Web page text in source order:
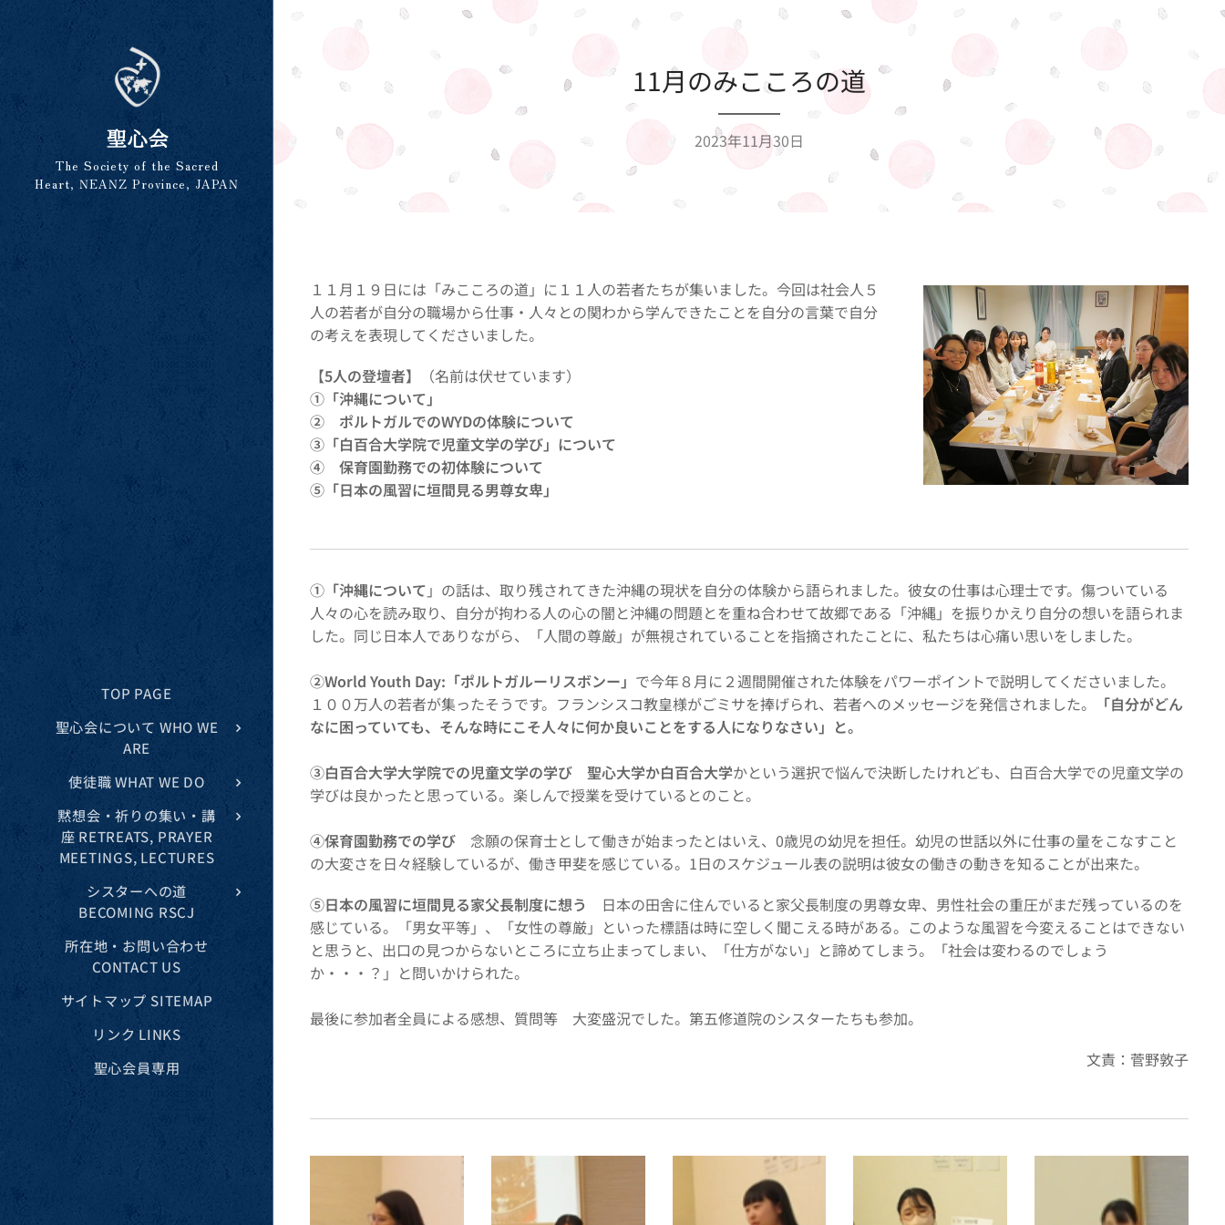
聖心会
The Society of the Sacred
Heart, NEANZ Province, JAPAN
TOP PAGE
聖心会について WHO WE
ARE
使徒職 WHAT WE DO
黙想会・祈りの集い・講
座 RETREATS, PRAYER
MEETINGS, LECTURES
シスターへの道
BECOMING RSCJ
所在地・お問い合わせ
CONTACT US
サイトマップ SITEMAP
リンク LINKS
聖心会員専用
11月のみこころの道
2023年11月30日
１１月１９日には「みこころの道」に１１人の若者たちが集いました。今回は社会人５
人の若者が自分の職場から仕事・人々との関わから学んできたことを自分の言葉で自分
の考えを表現してくださいました。
【5人の登壇者】
（名前は伏せています）
①「沖縄について」
② ポルトガルでのWYDの体験について
③「白百合大学院で児童文学の学び」について
④ 保育園勤務での初体験について
⑤「日本の風習に垣間見る男尊女卑」
①「沖縄について 」の話は、取り残されてきた沖縄の現状を自分の体験から語られました。彼女の仕事は心理士です。傷ついている
人々の心を読み取り、自分が拘わる人の心の闇と沖縄の問題とを重ね合わせて故郷である「沖縄」を振りかえり自分の想いを語られま
した。同じ日本人でありながら、「人間の尊厳」が無視されていることを指摘されたことに、私たちは心痛い思いをしました。
②World Youth Day:「ポルトガルーリスボンー」 で今年８月に２週間開催された体験をパワーポイントで説明してくださいました。
１００万人の若者が集ったそうです。フランシスコ教皇様がごミサを捧げられ、若者へのメッセージを発信されました。
「自分がどん
なに困っていても、そんな時にこそ人々に何か良いことをする人になりなさい」と。
③白百合大学大学院での児童文学の学び 聖心大学か白百合大学かという選択で悩んで決断したけれども、白百合大学での児童文学の
学びは良かったと思っている。楽しんで授業を受けているとのこと。
④保育園勤務での学び 念願の保育士として働きが始まったとはいえ、0歳児の幼児を担任。幼児の世話以外に仕事の量をこなすこと
の大変さを日々経験しているが、働き甲斐を感じている。1日のスケジュール表の説明は彼女の働きの動きを知ることが出来た。
⑤日本の風習に垣間見る家父長制度に想う
日本の田舎に住んでいると家父長制度の男尊女卑、男性社会の重圧がまだ残っているのを
感じている。「男女平等」、「女性の尊厳」といった標語は時に空しく聞こえる時がある。このような風習を今変えることはできない
と思うと、出口の見つからないところに立ち止まってしまい、「仕方がない」と諦めてしまう。「社会は変わるのでしょう
か・・・？」と問いかけられた。
最後に参加者全員による感想、質問等 大変盛況でした。第五修道院のシスターたちも参加。
文責：菅野敦子